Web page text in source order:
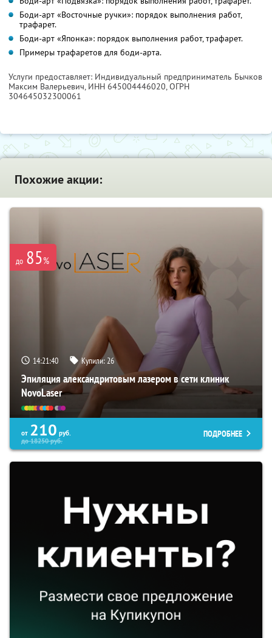
Боди-арт «Восточные ручки»: порядок выполнения работ,
трафарет.
Боди-арт «Японка»: порядок выполнения работ, трафарет.
Примеры трафаретов для боди-арта.
Услуги предоставляет: Индивидуальный предприниматель Бычков
Максим Валерьевич, ИНН 645004446020, ОГРН
304645032300061
Похожие акции:
до 85%
14:21:39 Купили:26
Эпиляция александритовым лазером в сети клиник
NovoLaser
от 210 руб.
до18250руб.
ПОДРОБНЕЕ